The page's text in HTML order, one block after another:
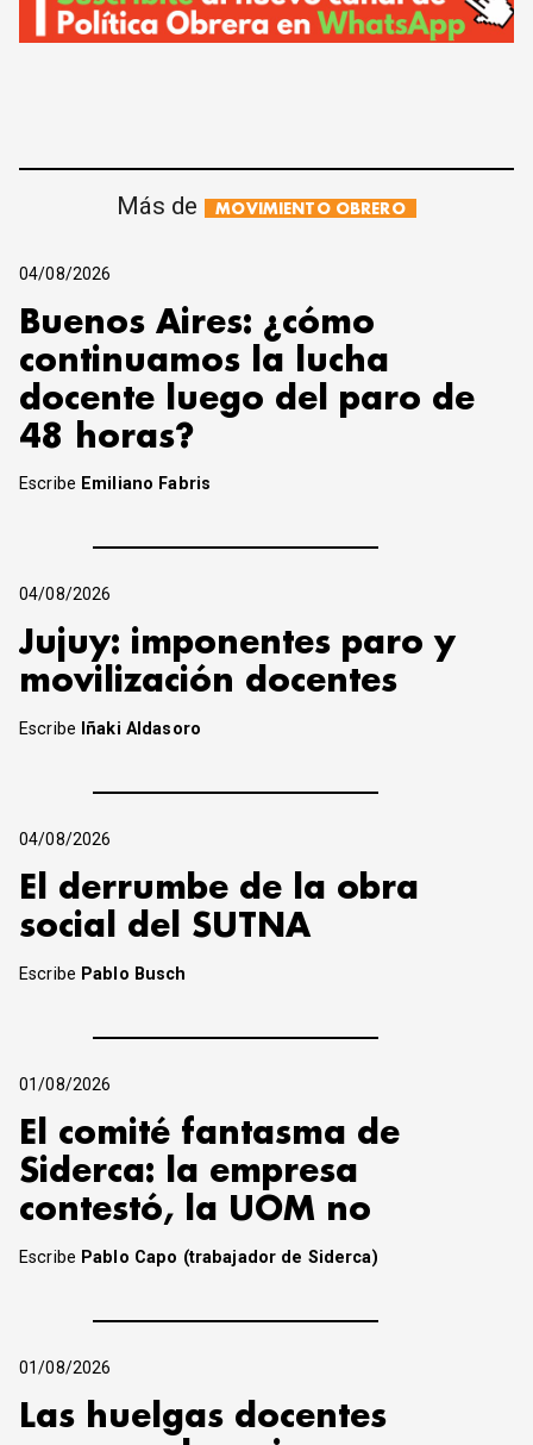
Más de MOVIMIENTO OBRERO
04/08/2026
Buenos Aires: ¿cómo
continuamos la lucha
docente luego del paro de
48 horas?
Escribe Emiliano Fabris
04/08/2026
Jujuy: imponentes paro y
movilización docentes
Escribe Iñaki Aldasoro
04/08/2026
El derrumbe de la obra
social del SUTNA
Escribe Pablo Busch
01/08/2026
El comité fantasma de
Siderca: la empresa
contestó, la UOM no
Escribe Pablo Capo (trabajador de Siderca)
01/08/2026
Las huelgas docentes